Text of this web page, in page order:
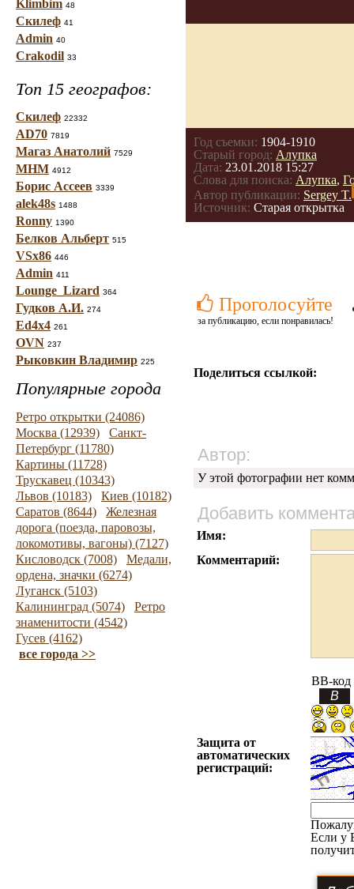
Klimbim 48
Скилеф 41
Admin 40
Crakodil 33
Топ 15 географов:
Скилеф 22332
AD70 7819
Магаз Анатолий 7529
МНМ 4912
Борис Ассеев 3339
alek48s 1488
Ronny 1390
Белков Альберт 515
VSx86 446
Admin 411
Lounge_Lizard 364
Гудков А.И. 274
Ed4x4 261
OVN 237
Рыковкин Владимир 225
Популярные города
Ретро открытки (24086)
Москва (12939)
Санкт-
Петербург (11780)
Картины (11728)
Трускавец (10343)
Львов (10183)
Киев (10182)
Саратов (8644)
Железная
дорога (поезда, паровозы,
локомотивы, вагоны) (7127)
Кисловодск (7008)
Медали,
ордена, значки (6274)
Луганск (5103)
Калининград (5074)
Ретро
знаменитости (4542)
Гусев (4162)
все города >>
Год съемки: 1904-1910
Старый город: Алупка
Дата: 23.01.2018 15:27
Слова для поиска: Алупка,
Автор публикации: Sergey T.
Источник: Старая открытка
Проголосуйте
за публикацию, если понравилась!
Поделиться ссылкой:
Автор:
У этой фотографии нет
Добавить
Имя:
Комментарий:
BB-код
Защита от
автоматических
регистраций:
Если у